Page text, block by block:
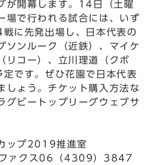
が開幕します。14日（土曜
場で行われる試合には、いず
に先発出場し、日本代表の
ソンルーク（近鉄）、マイケ
リコー）、立川理道（クボ
です。ぜひ花園で日本代表
しょう。チケット購入方法な
グビートップリーグウェブサ
ップ2019推進室
ァクス06（4309）3847